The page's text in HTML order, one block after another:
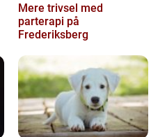
Mere trivsel med
parterapi på
Frederiksberg